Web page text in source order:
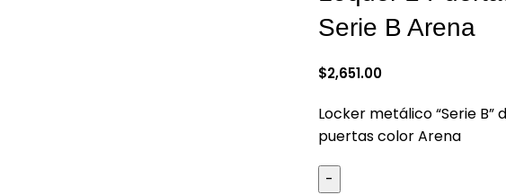
Serie B Arena
$2,651.00
Locker metálico “Serie B”
puertas color Arena